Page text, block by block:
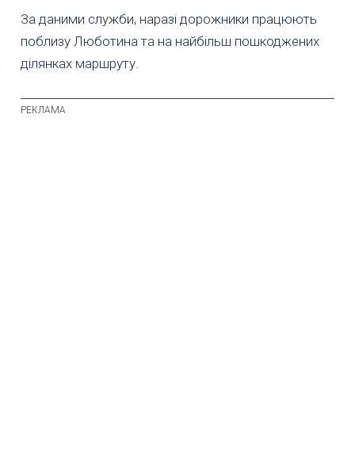
За даними служби, наразі дорожники працюють
поблизу Люботина та на найбільш пошкоджених
ділянках маршруту.